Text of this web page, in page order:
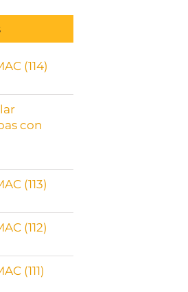
(114)
con
(113)
(112)
(111)